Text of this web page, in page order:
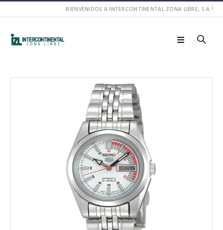
BIENVENIDOS A INTERCONTINENTAL ZONA LIBRE, S.A.!